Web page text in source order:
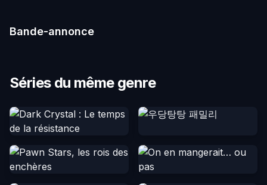
Bande-annonce
Séries du même genre